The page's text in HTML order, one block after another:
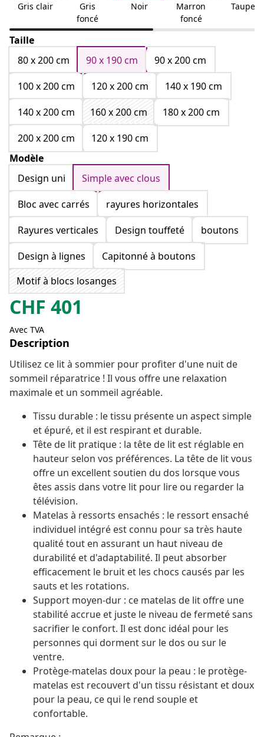
Gris clair
Gris
foncé
Noir
Marron
foncé
Taupe
Taille
80 x 200 cm
90 x 190 cm
90 x 200 cm
100 x 200 cm
120 x 200 cm
140 x 190 cm
140 x 200 cm
160 x 200 cm
180 x 200 cm
200 x 200 cm
120 x 190 cm
Modèle
Design uni
Simple avec clous
Bloc avec carrés
rayures horizontales
Rayures verticales
Design touffeté
boutons
Design à lignes
Capitonné à boutons
Motif à blocs losanges
CHF 401
Avec TVA
Description
Utilisez ce lit à sommier pour profiter d'une nuit de
sommeil réparatrice ! Il vous offre une relaxation
maximale et un sommeil agréable.
Tissu durable : le tissu présente un aspect simple
et épuré, et il est respirant et durable.
Tête de lit pratique : la tête de lit est réglable en
hauteur selon vos préférences. La tête de lit vous
offre un excellent soutien du dos lorsque vous
êtes assis dans votre lit pour lire ou regarder la
télévision.
Matelas à ressorts ensachés : le ressort ensaché
individuel intégré est connu pour sa très haute
qualité tout en assurant un haut niveau de
durabilité et d'adaptabilité. Il peut absorber
efficacement le bruit et les chocs causés par les
sauts et les rotations.
Support moyen-dur : ce matelas de lit offre une
stabilité accrue et juste le niveau de fermeté sans
sacrifier le confort. Il est donc idéal pour les
personnes qui dorment sur le dos ou sur le
ventre.
Protège-matelas doux pour la peau : le protège-
matelas est recouvert d'un tissu résistant et doux
pour la peau, ce qui le rend souple et
confortable.